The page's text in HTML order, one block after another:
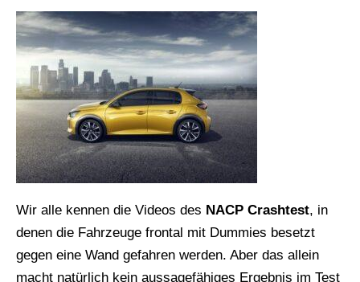
Wir alle kennen die Videos des NACP Crashtest, in
denen die Fahrzeuge frontal mit Dummies besetzt
gegen eine Wand gefahren werden. Aber das allein
macht natürlich kein aussagefähiges Ergebnis im Test